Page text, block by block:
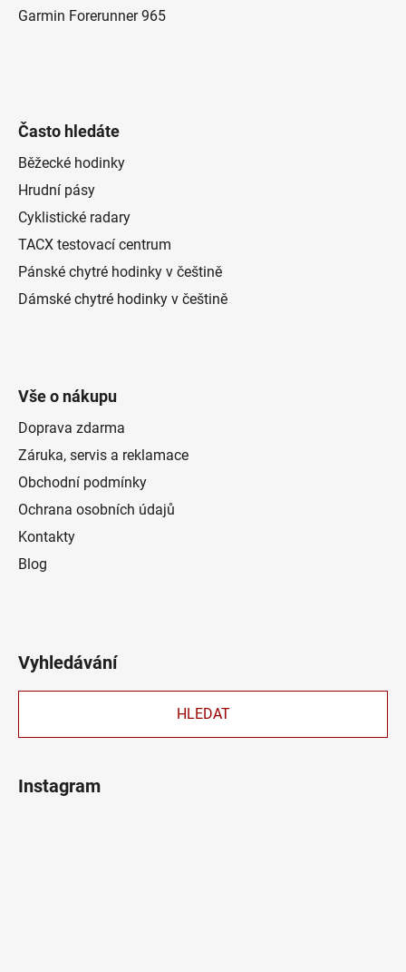
Garmin Forerunner 965
Často hledáte
Běžecké hodinky
Hrudní pásy
Cyklistické radary
TACX testovací centrum
Pánské chytré hodinky v češtině
Dámské chytré hodinky v češtině
Vše o nákupu
Doprava zdarma
Záruka, servis a reklamace
Obchodní podmínky
Ochrana osobních údajů
Kontakty
Blog
Vyhledávání
HLEDAT
Instagram